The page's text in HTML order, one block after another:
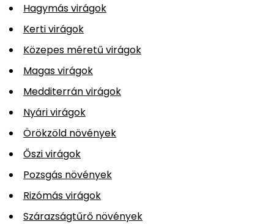
Hagymás virágok
Kerti virágok
Közepes méretű virágok
Magas virágok
Medditerrán virágok
Nyári virágok
Örökzöld növények
Őszi virágok
Pozsgás növények
Rizómás virágok
Szárazságtűrő növények